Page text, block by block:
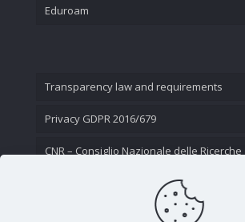
Eduroam
Transparency law and requirements
Privacy GDPR 2016/679
CNR – Consiglio Nazionale delle Ricerche